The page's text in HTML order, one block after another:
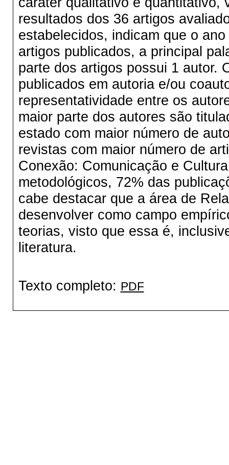
resultados dos 36 artigos
estabelecidos, indicam que o
artigos publicados, a principal
parte dos artigos possui 1 autor.
publicados em autoria e/ou
representatividade entre os
maior parte dos autores são
estado com maior número de
revistas com maior número de
Conexão: Comunicação e
metodológicos, 72% das
cabe destacar que a área de
desenvolver como campo
teorias, visto que essa é,
literatura.
Texto completo: PDF